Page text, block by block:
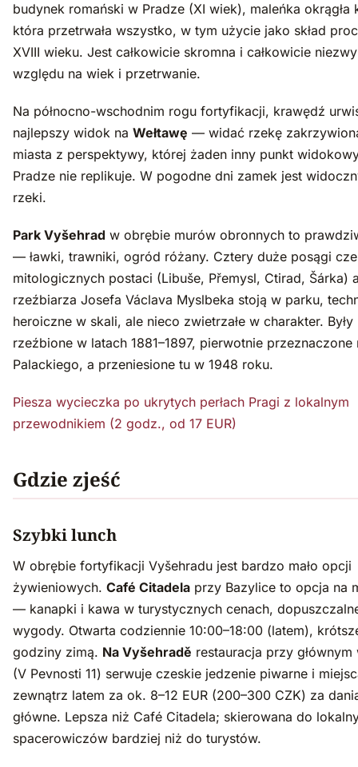
budynek romański w Pradze (XI wiek), maleńka okrągła
która przetrwała wszystko, w tym użycie jako skład
XVIII wieku. Jest całkowicie skromna i całkowicie
względu na wiek i przetrwanie.
Na północno-wschodnim rogu fortyfikacji, krawędź
najlepszy widok na Wełtawę — widać rzekę
miasta z perspektywy, której żaden inny punkt
Pradze nie replikuje. W pogodne dni zamek jest
rzeki.
Park Vyšehrad w obrębie murów obronnych to
— ławki, trawniki, ogród różany. Cztery duże posągi
mitologicznych postaci (Libuše, Přemysl, Ctirad, Šárka)
rzeźbiarza Josefa Václava Myslbeka stoją w parku,
heroiczne w skali, ale nieco zwietrzałe w charakter. Były
rzeźbione w latach 1881–1897, pierwotnie przeznaczone
Palackiego, a przeniesione tu w 1948 roku.
Piesza wycieczka po ukrytych perłach Pragi z lokalnym
przewodnikiem (2 godz., od 17 EUR)
Gdzie zjeść
Szybki lunch
W obrębie fortyfikacji Vyšehradu jest bardzo mało opcji
żywieniowych. Café Citadela przy Bazylice to opcja na
— kanapki i kawa w turystycznych cenach,
wygody. Otwarta codziennie 10:00–18:00 (latem),
godziny zimą. Na Vyšehradě restauracja przy głównym
(V Pevnosti 11) serwuje czeskie jedzenie piwarne i
zewnątrz latem za ok. 8–12 EUR (200–300 CZK) za
główne. Lepsza niż Café Citadela; skierowana do
spacerowiczów bardziej niż do turystów.